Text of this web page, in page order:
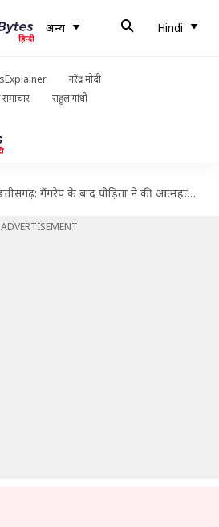
अन्य Hindi
नरेंद्र मोदी
समाचार राहुल गांधी
गैंगरेप के बाद पीड़िता ने की आत्महत्या, पिता के जहर खाने के बाद हुई FIR
ADVERTISEMENT